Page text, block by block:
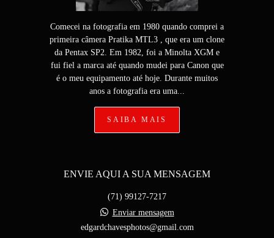
Comecei na fotografia em 1980 quando comprei a
primeira câmera Pratika MTL3 , que era um clone
da Pentax SP2. Em 1982, foi a Minolta XGM e
fui fiel a marca até quando mudei para Canon que
é o meu equipamento até hoje. Durante muitos
anos a fotografia era uma...
SAIBA MAIS
ENVIE AQUI A SUA MENSAGEM
(71) 99127-7217
Enviar mensagem
edgardchavesphotos@gmail.com